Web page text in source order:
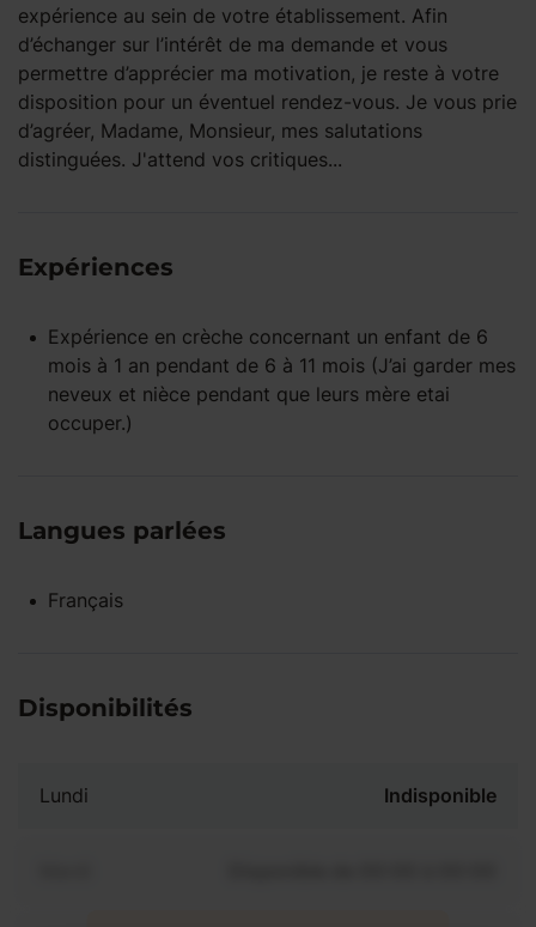
expérience au sein de votre établissement. Afin
d’échanger sur l’intérêt de ma demande et vous
permettre d’apprécier ma motivation, je reste à votre
disposition pour un éventuel rendez-vous. Je vous prie
d’agréer, Madame, Monsieur, mes salutations
distinguées. J'attend vos critiques...
Expériences
Expérience en crèche concernant un enfant de 6
mois à 1 an pendant de 6 à 11 mois (J’ai garder mes
neveux et nièce pendant que leurs mère etai
occuper.)
Langues parlées
Français
Disponibilités
Lundi Indisponible